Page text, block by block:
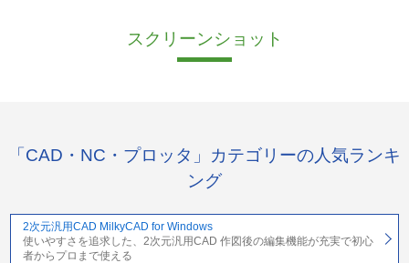
スクリーンショット
「CAD・NC・プロッタ」カテゴリーの人気ランキ
ング
2次元汎用CAD MilkyCAD for Windows
使いやすさを追求した、2次元汎用CAD 作図後の編集機能が充実で初心
者からプロまで使える